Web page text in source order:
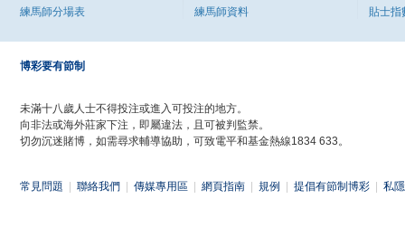
練馬師分場表
練馬師資料
貼士指
博彩要有節制
未滿十八歲人士不得投注或進入可投注的地方。
向非法或海外莊家下注，即屬違法，且可被判監禁。
切勿沉迷賭博，如需尋求輔導協助，可致電平和基金熱線1834 633。
常見問題 聯絡我們 傳媒專用區 網頁指南 規例 提倡有節制博彩 私